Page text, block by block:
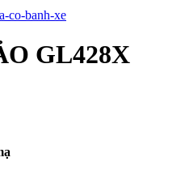
co-banh-xe
GL428X